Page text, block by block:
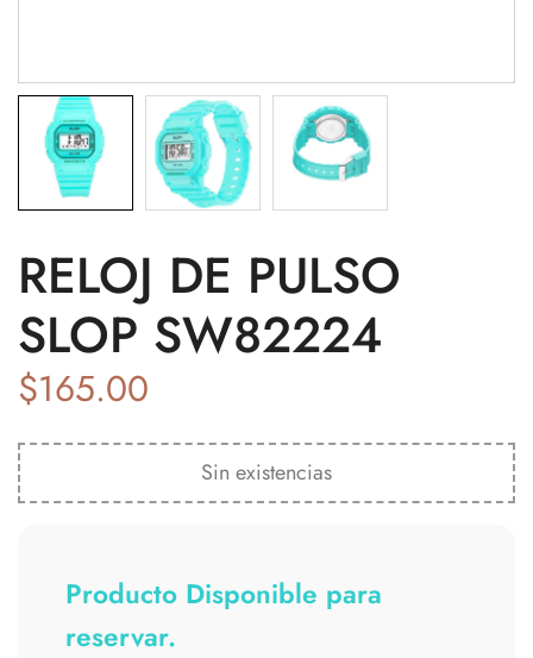
RELOJ DE PULSO
SLOP SW82224
$165.00
Sin existencias
Producto Disponible para
reservar.